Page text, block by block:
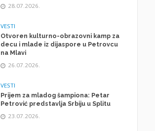
28.07.2026.
VESTI
Otvoren kulturno-obrazovni kamp za
decu i mlade iz dijaspore u Petrovcu
na Mlavi
26.07.2026.
VESTI
Prijem za mladog šampiona: Petar
Petrović predstavlja Srbiju u Splitu
23.07.2026.